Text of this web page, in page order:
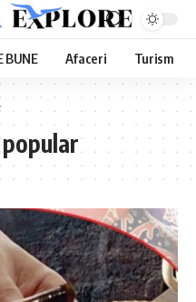
BUNE Afaceri Turism